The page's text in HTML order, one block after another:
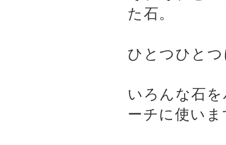
た石。
ひとつひと
いろんな石
ーチに使い